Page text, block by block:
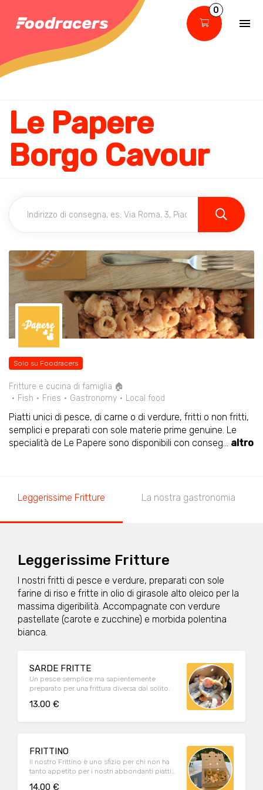
0
Le Papere
Borgo Cavour
Solo su Foodracers
Fritture e cucina di famiglia 🏠
Fish
Fries Gastronomy Local food
Piatti unici di pesce, di carne o di verdure, fritti o non fritti,
semplici e preparati con sole materie prime genuine. Le
specialità de Le Papere sono disponibili con conseg... altro
Leggerissime Fritture La nostra gastronomia
Leggerissime Fritture
I nostri fritti di pesce e verdure, preparati con sole
farine di riso e fritte in olio di girasole alto oleico per la
massima digeribilità. Accompagnate con verdure
pastellate (carote e zucchine) e morbida polentina
bianca.
SARDE FRITTE
Un pesce semplice ma sapientemente
preparato per una frittura diversa dal solito.
13.00 €
FRITTINO
Il nostro Frittino è uno sfizio per chi non ha
tanto appetito per i nostri abbondanti piatti
14.00 €